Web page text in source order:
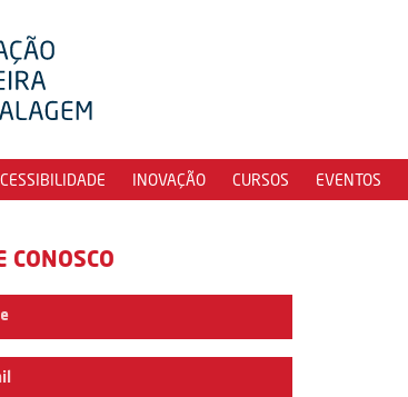
INOVAÇÃO CURSOS EVENTOS
CONOSCO